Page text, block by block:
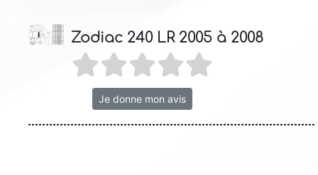
Zodiac 240 LR 2005 à 2008
Je donne mon avis